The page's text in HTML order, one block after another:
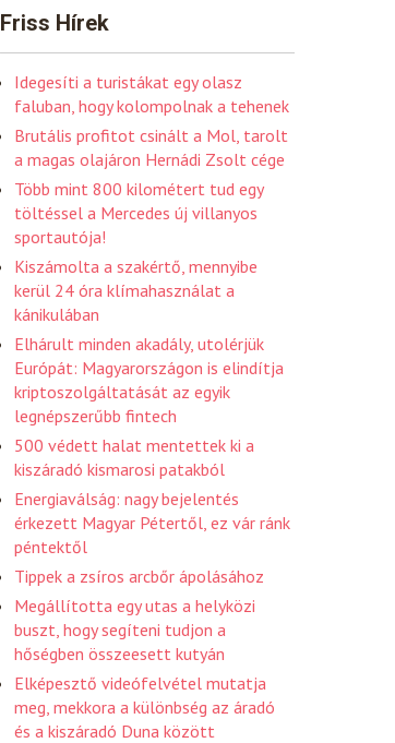
Friss Hírek
Idegesíti a turistákat egy olasz
faluban, hogy kolompolnak a tehenek
Brutális profitot csinált a Mol, tarolt
a magas olajáron Hernádi Zsolt cége
Több mint 800 kilométert tud egy
töltéssel a Mercedes új villanyos
sportautója!
Kiszámolta a szakértő, mennyibe
kerül 24 óra klímahasználat a
kánikulában
Elhárult minden akadály, utolérjük
Európát: Magyarországon is elindítja
kriptoszolgáltatását az egyik
legnépszerűbb fintech
500 védett halat mentettek ki a
kiszáradó kismarosi patakból
Energiaválság: nagy bejelentés
érkezett Magyar Pétertől, ez vár ránk
péntektől
Tippek a zsíros arcbőr ápolásához
Megállította egy utas a helyközi
buszt, hogy segíteni tudjon a
hőségben összeesett kutyán
Elképesztő videófelvétel mutatja
meg, mekkora a különbség az áradó
és a kiszáradó Duna között